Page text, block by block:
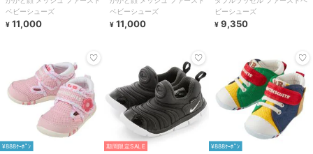
ベビーシューズ
¥ 11,000
ベビーシューズ
¥ 11,000
ビーシューズ
¥ 9,350
¥888ｸｰﾎﾟﾝ 期間限定SALE ¥888ｸｰﾎﾟﾝ